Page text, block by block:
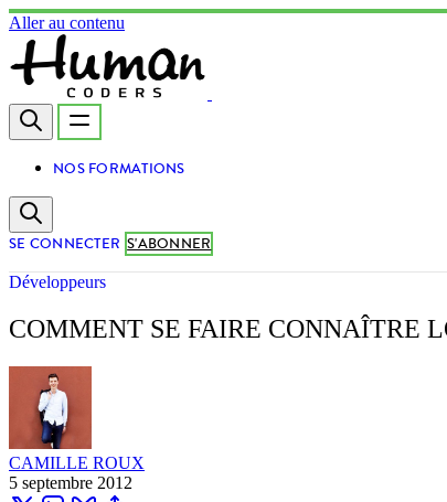
Aller au contenu
NOS FORMATIONS
SE CONNECTER S'ABONNER
Développeurs
COMMENT SE FAIRE CONNAÎTRE
CAMILLE ROUX
5 septembre 2012